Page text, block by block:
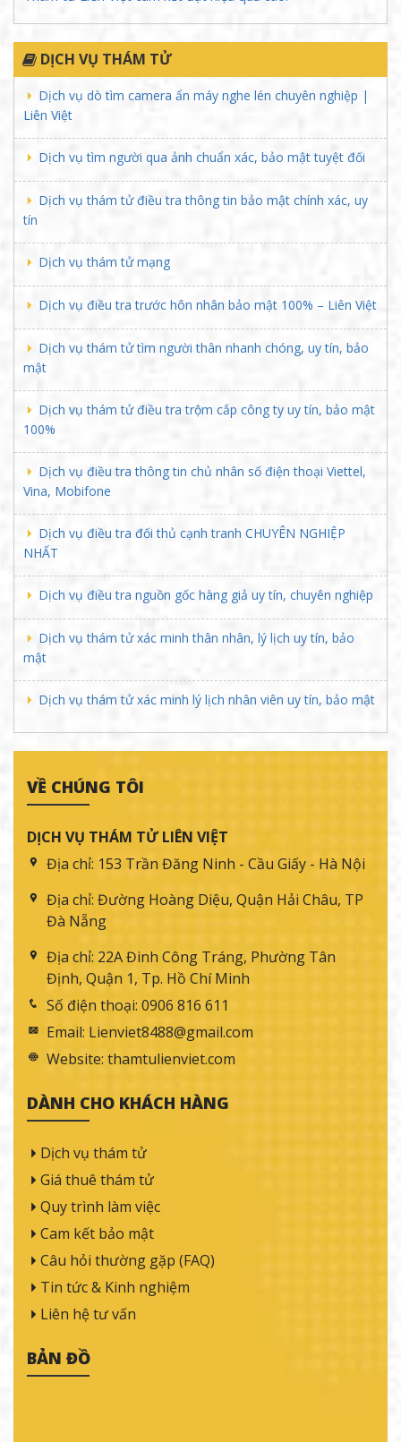
DỊCH VỤ THÁM TỬ
Dịch vụ dò tìm camera ẩn máy nghe lén chuyên nghiệp |
Liên Việt
Dịch vụ tìm người qua ảnh chuẩn xác, bảo mật tuyệt đối
Dịch vụ thám tử điều tra thông tin bảo mật chính xác, uy
tín
Dịch vụ thám tử mạng
Dịch vụ điều tra trước hôn nhân bảo mật 100% – Liên Việt
Dịch vụ thám tử tìm người thân nhanh chóng, uy tín, bảo
mật
Dịch vụ thám tử điều tra trộm cắp công ty uy tín, bảo mật
100%
Dịch vụ điều tra thông tin chủ nhân số điện thoại Viettel,
Vina, Mobifone
Dịch vụ điều tra đối thủ cạnh tranh CHUYÊN NGHIỆP
NHẤT
Dịch vụ điều tra nguồn gốc hàng giả uy tín, chuyên nghiệp
Dịch vụ thám tử xác minh thân nhân, lý lịch uy tín, bảo
mật
Dịch vụ thám tử xác minh lý lịch nhân viên uy tín, bảo mật
VỀ CHÚNG TÔI
DỊCH VỤ THÁM TỬ LIÊN VIỆT
Địa chỉ: 153 Trần Đăng Ninh - Cầu Giấy - Hà Nội
Địa chỉ: Đường Hoàng Diệu, Quận Hải Châu, TP
Đà Nẵng
Địa chỉ: 22A Đinh Công Tráng, Phường Tân
Định, Quận 1, Tp. Hồ Chí Minh
Số điện thoại: 0906 816 611
Email: Lienviet8488@gmail.com
Website: thamtulienviet.com
DÀNH CHO KHÁCH HÀNG
Dịch vụ thám tử
Giá thuê thám tử
Quy trình làm việc
Cam kết bảo mật
Câu hỏi thường gặp (FAQ)
Tin tức & Kinh nghiệm
Liên hệ tư vấn
BẢN ĐỒ